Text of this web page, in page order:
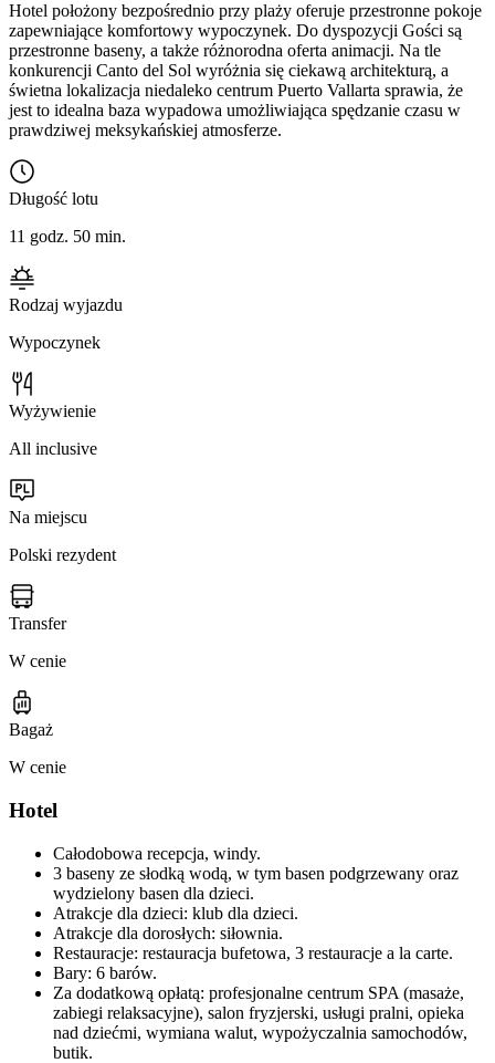
Hotel położony bezpośrednio przy plaży oferuje przestronne pokoje
zapewniające komfortowy wypoczynek. Do dyspozycji Gości są
przestronne baseny, a także różnorodna oferta animacji. Na tle
konkurencji Canto del Sol wyróżnia się ciekawą architekturą, a
świetna lokalizacja niedaleko centrum Puerto Vallarta sprawia, że
jest to idealna baza wypadowa umożliwiająca spędzanie czasu w
prawdziwej meksykańskiej atmosferze.
Długość lotu
11 godz. 50 min.
Rodzaj wyjazdu
Wypoczynek
Wyżywienie
All inclusive
Na miejscu
Polski rezydent
Transfer
W cenie
Bagaż
W cenie
Hotel
Całodobowa recepcja, windy.
3 baseny ze słodką wodą, w tym basen podgrzewany oraz
wydzielony basen dla dzieci.
Atrakcje dla dzieci: klub dla dzieci.
Atrakcje dla dorosłych: siłownia.
Restauracje: restauracja bufetowa, 3 restauracje a la carte.
Bary: 6 barów.
Za dodatkową opłatą: profesjonalne centrum SPA (masaże,
zabiegi relaksacyjne), salon fryzjerski, usługi pralni, opieka
nad dziećmi, wymiana walut, wypożyczalnia samochodów,
butik.